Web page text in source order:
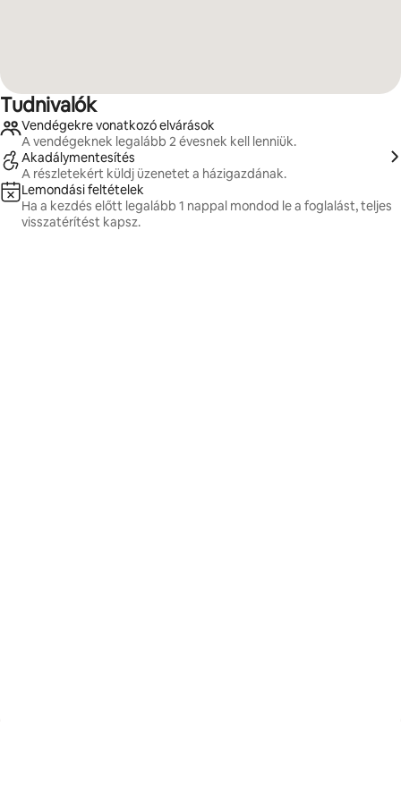
Tudnivalók
Vendégekre vonatkozó elvárások
A vendégeknek legalább 2 évesnek kell lenniük.
Akadálymentesítés
A részletekért küldj üzenetet a házigazdának.
Lemondási feltételek
Ha a kezdés előtt legalább 1 nappal mondod le a foglalást, teljes
visszatérítést kapsz.